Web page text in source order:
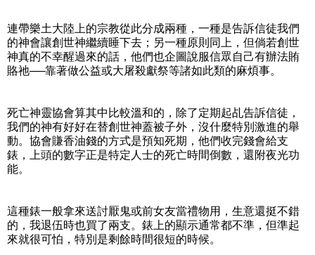
連帶樂土大陸上的宗教從此分成兩種，一種是告訴信徒我們
的神會讓創世神繼續睡下去；另一種原則同上，但倘若創世
神真的不幸醒過來的話，他們也企圖說服信眾自己有辦法賄
賂祂──靠著做公益或大屠殺獻祭等諸如此類的麻煩事。
死亡神靈協會算其中比較溫和的，除了定期起乩告訴信徒，
我們的神有好好在替創世神蓋被子外，沒什麼特別激進的舉
動。協會賺香油錢的方式是預知死期，他們收完錢會給支
錶，上頭的數字正是特定人士的死亡時間倒數，還附夜光功
能。
這種錶一般拿來送討厭鬼或前女友當禮物用，生意還挺不錯
的，我退伍時也買了兩支。錶上的顯示通常都不準，但準起
來就很可怕，特別是剩餘時間很短的時候。